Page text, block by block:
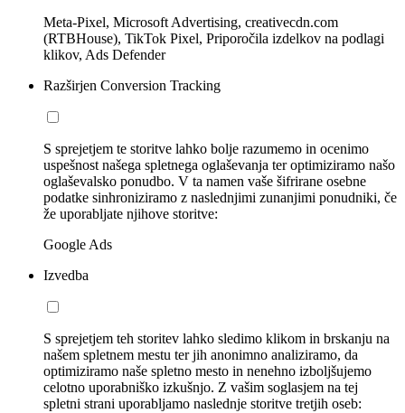
Meta-Pixel, Microsoft Advertising, creativecdn.com
(RTBHouse), TikTok Pixel, Priporočila izdelkov na podlagi
klikov, Ads Defender
Razširjen Conversion Tracking
S sprejetjem te storitve lahko bolje razumemo in ocenimo
uspešnost našega spletnega oglaševanja ter optimiziramo našo
oglaševalsko ponudbo. V ta namen vaše šifrirane osebne
podatke sinhroniziramo z naslednjimi zunanjimi ponudniki, če
že uporabljate njihove storitve:
Google Ads
Izvedba
S sprejetjem teh storitev lahko sledimo klikom in brskanju na
našem spletnem mestu ter jih anonimno analiziramo, da
optimiziramo naše spletno mesto in nenehno izboljšujemo
celotno uporabniško izkušnjo. Z vašim soglasjem na tej
spletni strani uporabljamo naslednje storitve tretjih oseb: